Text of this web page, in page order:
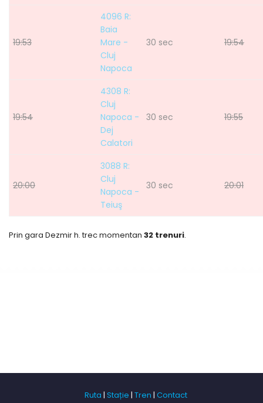
19:53
4096 R:
Baia
Mare -
Cluj
Napoca
30 sec 19:54
19:54
4308 R:
Cluj
Napoca -
Dej
Calatori
30 sec 19:55
20:00
3088 R:
Cluj
Napoca -
Teiuş
30 sec 20:01
Prin gara Dezmir h. trec momentan 32 trenuri.
Ruta | Stație | Tren | Contact